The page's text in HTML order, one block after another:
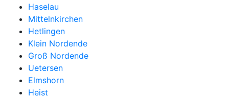
Haselau
Mittelnkirchen
Hetlingen
Klein Nordende
Groß Nordende
Uetersen
Elmshorn
Heist